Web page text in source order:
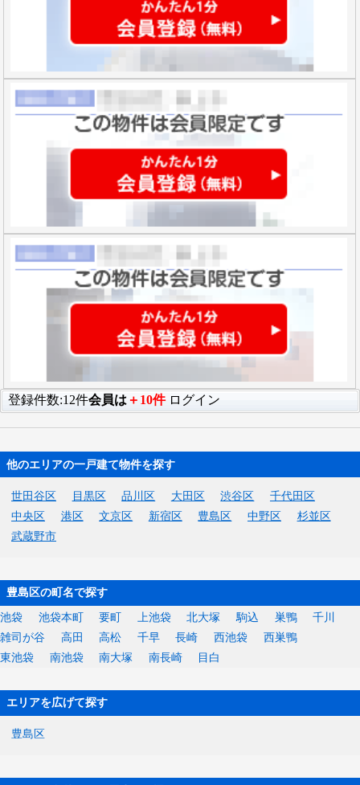
登録件数:12件会員は ＋10件 ログイン
他のエリアの一戸建て物件を探す
世田谷区 目黒区 品川区 大田区 渋谷区
千代田区
中央区
港区 文京区 新宿区 豊島区 中野区
杉並区
武蔵野市
豊島区の町名で探す
池袋 池袋本町 要町 上池袋 北大塚 駒込 巣鴨
千川
雑司が谷
高田 高松 千早 長崎 西池袋
西巣鴨
東池袋
南池袋 南大塚 南長崎 目白
エリアを広げて探す
豊島区